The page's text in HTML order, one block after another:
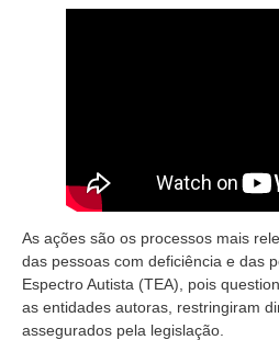
As ações são os processos mais
das pessoas com deficiência e das
Espectro Autista (TEA), pois
as entidades autoras, restringiram
assegurados pela legislação.